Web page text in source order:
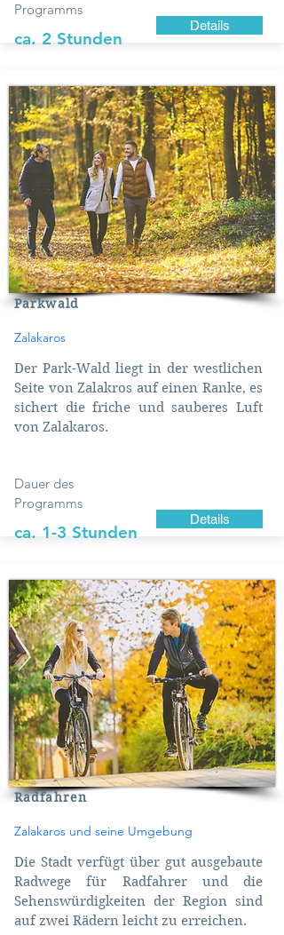
Programms
ca. 2 Stunden
Details
Parkwald
Zalakaros
Der Park-Wald liegt in der westlichen
Seite von Zalakros auf einen Ranke, es
sichert die friche und sauberes Luft
von Zalakaros.
Dauer des
Programms
ca. 1-3 Stunden
Details
Radfahren
Zalakaros und seine Umgebung
Die Stadt verfügt über gut ausgebaute
Radwege für Radfahrer und die
Sehenswürdigkeiten der Region sind
auf zwei Rädern leicht zu erreichen.